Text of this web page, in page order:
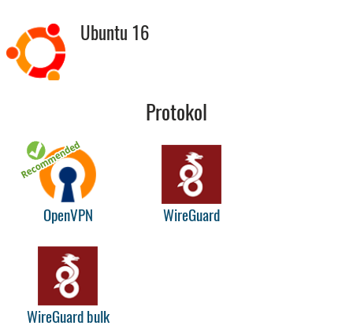
Ubuntu 16
Protokol
OpenVPN WireGuard
WireGuard bulk